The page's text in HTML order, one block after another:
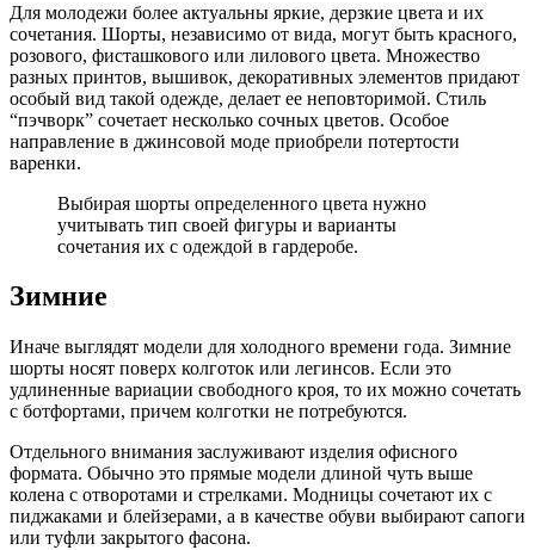
Для молодежи более актуальны яркие, дерзкие цвета и их
сочетания. Шорты, независимо от вида, могут быть красного,
розового, фисташкового или лилового цвета. Множество
разных принтов, вышивок, декоративных элементов придают
особый вид такой одежде, делает ее неповторимой. Стиль
“пэчворк” сочетает несколько сочных цветов. Особое
направление в джинсовой моде приобрели потертости
варенки.
Выбирая шорты определенного цвета нужно
учитывать тип своей фигуры и варианты
сочетания их с одеждой в гардеробе.
Зимние
Иначе выглядят модели для холодного времени года. Зимние
шорты носят поверх колготок или легинсов. Если это
удлиненные вариации свободного кроя, то их можно сочетать
с ботфортами, причем колготки не потребуются.
Отдельного внимания заслуживают изделия офисного
формата. Обычно это прямые модели длиной чуть выше
колена с отворотами и стрелками. Модницы сочетают их с
пиджаками и блейзерами, а в качестве обуви выбирают сапоги
или туфли закрытого фасона.